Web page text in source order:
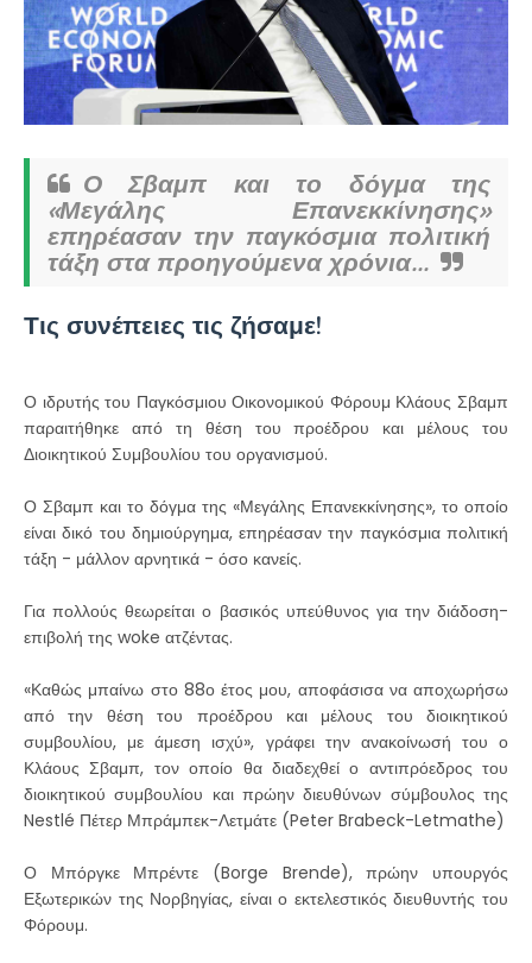
Ο Σβαμπ και το δόγμα της
«Μεγάλης Επανεκκίνησης»
επηρέασαν την παγκόσμια πολιτική
τάξη στα προηγούμενα χρόνια...
Τις συνέπειες τις ζήσαμε!
Ο ιδρυτής του Παγκόσμιου Οικονομικού Φόρουμ Κλάους Σβαμπ
παραιτήθηκε από τη θέση του προέδρου και μέλους του
Διοικητικού Συμβουλίου του οργανισμού.
Ο Σβαμπ και το δόγμα της «Μεγάλης Επανεκκίνησης», το οποίο
είναι δικό του δημιούργημα, επηρέασαν την παγκόσμια πολιτική
τάξη - μάλλον αρνητικά - όσο κανείς.
Για πολλούς θεωρείται ο βασικός υπεύθυνος για την διάδοση-
επιβολή της woke ατζέντας.
«Καθώς μπαίνω στο 88ο έτος μου, αποφάσισα να αποχωρήσω
από την θέση του προέδρου και μέλους του διοικητικού
συμβουλίου, με άμεση ισχύ», γράφει την ανακοίνωσή του ο
Κλάους Σβαμπ, τον οποίο θα διαδεχθεί ο αντιπρόεδρος του
διοικητικού συμβουλίου και πρώην διευθύνων σύμβουλος της
Nestlé Πέτερ Μπράμπεκ-Λετμάτε (Peter Brabeck-Letmathe)
Ο Μπόργκε Μπρέντε (Borge Brende), πρώην υπουργός
Εξωτερικών της Νορβηγίας, είναι ο εκτελεστικός διευθυντής του
Φόρουμ.